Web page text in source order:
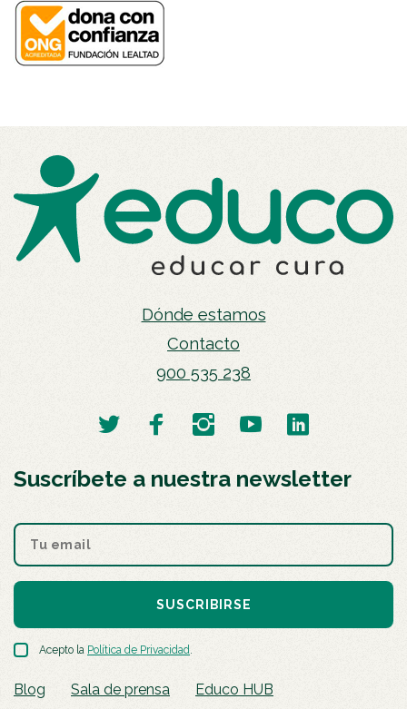
Dónde estamos
Contacto
900 535 238
Suscríbete a nuestra newsletter
SUSCRIBIRSE
Acepto la Política de Privacidad.
Blog Sala de prensa Educo HUB